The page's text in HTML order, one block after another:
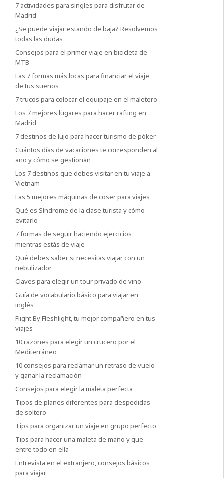
7 actividades para singles para disfrutar de
Madrid
¿Se puede viajar estando de baja? Resolvemos
todas las dudas
Consejos para el primer viaje en bicicleta de
MTB
Las 7 formas más locas para financiar el viaje
de tus sueños
7 trucos para colocar el equipaje en el maletero
Los 7 mejores lugares para hacer rafting en
Madrid
7 destinos de lujo para hacer turismo de póker
Cuántos días de vacaciones te corresponden al
año y cómo se gestionan
Los 7 destinos que debes visitar en tu viaje a
Vietnam
Las 5 mejores máquinas de coser para viajes
Qué es Síndrome de la clase turista y cómo
evitarlo
7 formas de seguir haciendo ejercicios
mientras estás de viaje
Qué debes saber si necesitas viajar con un
nebulizador
Claves para elegir un tour privado de vino
Guía de vocabulario básico para viajar en
inglés
Flight By Fleshlight, tu mejor compañero en tus
viajes
10 razones para elegir un crucero por el
Mediterráneo
10 consejos para reclamar un retraso de vuelo
y ganar la reclamación
Consejos para elegir la maleta perfecta
Tipos de planes diferentes para despedidas
de soltero
Tips para organizar un viaje en grupo perfecto
Tips para hacer una maleta de mano y que
entre todo en ella
Entrevista en el extranjero, consejos básicos
para viajar